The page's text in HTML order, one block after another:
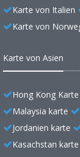
Karte von Italien
Karte von
Karte von Asien
Hong Kong Karte
Malaysia karte
Jordanien karte
Kasachstan karte